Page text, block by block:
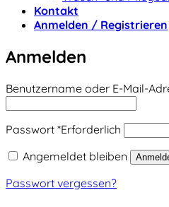
Kontakt
Anmelden / Registrieren
Anmelden
Benutzername oder E-Mail-
Passwort *Erforderlich
Angemeldet bleiben
Passwort vergessen?